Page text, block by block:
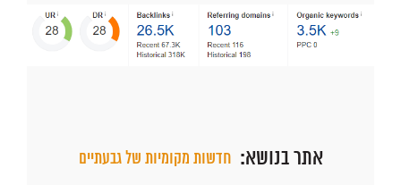
אתר בנושא: חדשות מקומיות של גבעתיים